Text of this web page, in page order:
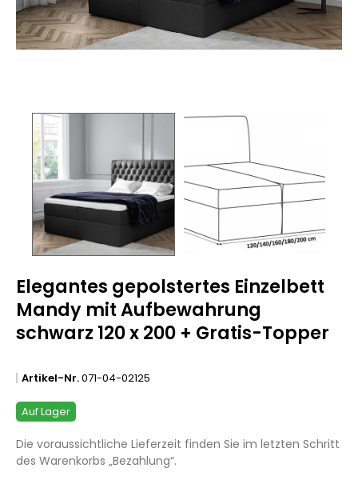
Elegantes gepolstertes Einzelbett
Mandy mit Aufbewahrung
schwarz 120 x 200 + Gratis-Topper
Artikel-Nr.071-04-02125
Auf Lager
Die voraussichtliche Lieferzeit finden Sie im letzten Schritt
des Warenkorbs „Bezahlung“.